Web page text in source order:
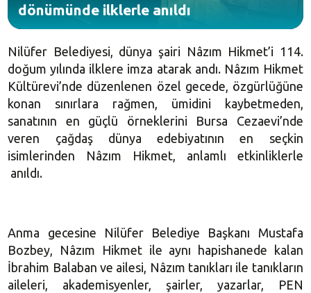
dönümünde ilklerle anıldı
Nilüfer Belediyesi, dünya şairi Nâzım Hikmet’i 114.
doğum yılında ilklere imza atarak andı. Nâzım Hikmet
Kültürevi’nde düzenlenen özel gecede, özgürlüğüne
konan sınırlara rağmen, ümidini kaybetmeden,
sanatının en güçlü örneklerini Bursa Cezaevi’nde
veren çağdaş dünya edebiyatının en seçkin
isimlerinden Nâzım Hikmet, anlamlı etkinliklerle
anıldı.
Anma gecesine Nilüfer Belediye Başkanı Mustafa
Bozbey, Nâzım Hikmet ile aynı hapishanede kalan
İbrahim Balaban ve ailesi, Nâzım tanıkları ile tanıkların
aileleri, akademisyenler, şairler, yazarlar, PEN